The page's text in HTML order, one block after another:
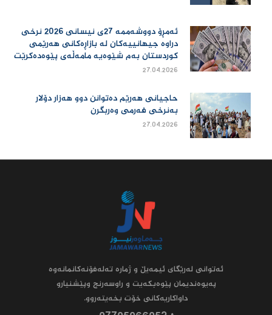
ئەمڕۆ دووشەممە 27ی نیسانی 2026 نرخی
دراوە جیهانییەكان لە بازاڕەكانی هەرێمی
كوردستان بەم شێوەیە مامەڵەی پێوەدەكرێت
27.04.2026
حاجیانی هەرێم دەتوانن دوو هەزار دۆلار
بەنرخی فەرمی وەربگرن
27.04.2026
ئه‌توانى له‌رێگاى ئیمه‌یڵ و ژماره‌ ته‌له‌فۆنه‌کانمانه‌وه‌
په‌یوه‌ندیمان پێوه‌بکه‌یت و راوسه‌رنج وپێشنیارو
داواکاریه‌کانى خۆت بخه‌یته‌روو.